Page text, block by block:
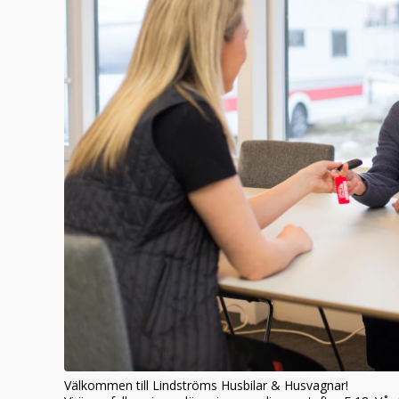
Välkommen till Lindströms Husbilar & Husvagnar!